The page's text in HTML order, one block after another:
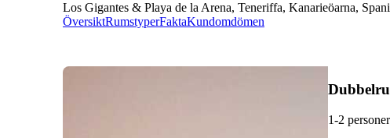
Los Gigantes & Playa de la Arena, Teneriffa, Kanarieöarna,
ÖversiktRumstyperFaktaKundomdömen
1-2